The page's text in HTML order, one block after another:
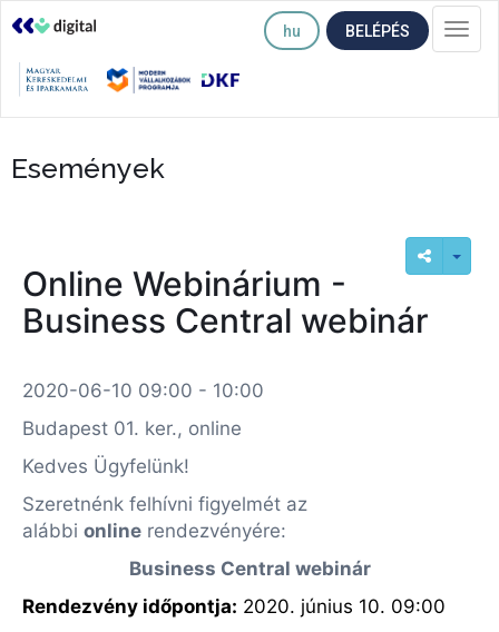
hu BELÉPÉS
Események
Online Webinárium -
Business Central webinár
2020-06-10 09:00 - 10:00
Budapest 01. ker., online
Kedves Ügyfelünk!
Szeretnénk felhívni figyelmét az
alábbi online rendezvényére:
Business Central webinár
Rendezvény időpontja: 2020. június 10. 09:00